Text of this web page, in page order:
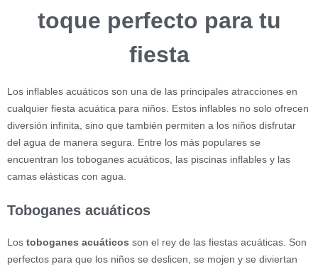
toque perfecto para tu
fiesta
Los inflables acuáticos son una de las principales atracciones en
cualquier fiesta acuática para niños. Estos inflables no solo ofrecen
diversión infinita, sino que también permiten a los niños disfrutar
del agua de manera segura. Entre los más populares se
encuentran los toboganes acuáticos, las piscinas inflables y las
camas elásticas con agua.
Toboganes acuáticos
Los toboganes acuáticos son el rey de las fiestas acuáticas. Son
perfectos para que los niños se deslicen, se mojen y se diviertan